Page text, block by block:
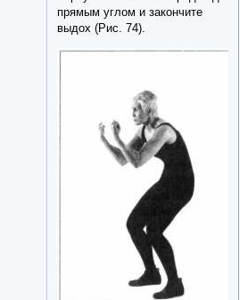
прямым углом и закончите
выдох (Рис. 74).